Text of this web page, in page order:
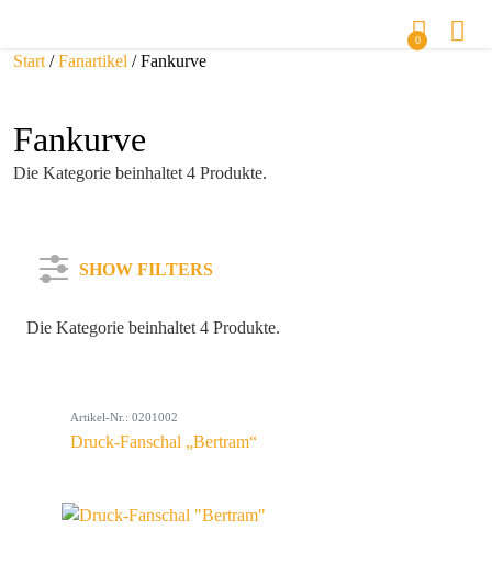
0
Start /Fanartikel / Fankurve
Fankurve
Die Kategorie beinhaltet 4 Produkte.
SHOW FILTERS
Farbe
Die Kategorie beinhaltet 4 Produkte.
Artikel-Nr.: 0201002
Druck-Fanschal „Bertram“